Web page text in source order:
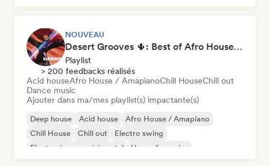
NOUVEAU
Desert Grooves 🌵: Best of Afro House, Organic & Melodic
Playlist
> 200 feedbacks réalisés
Acid houseAfro House / AmapianoChill HouseChill out
Dance music
Ajouter dans ma/mes playlist(s) impactante(s)
Deep house Acid house
Afro House / Amapiano
Chill House
Chill out
Electro swing
Electronique expérimental
House française